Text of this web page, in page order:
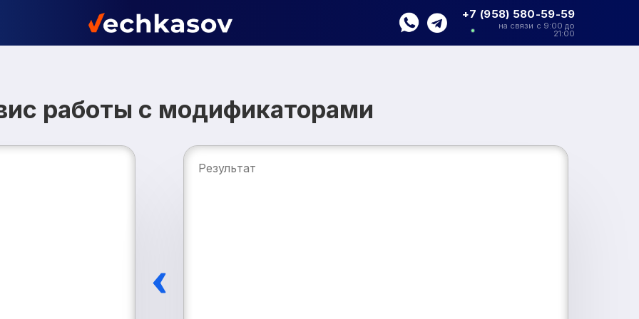
+7 (958) 580-59-59
на связи с 9:00 до
21:00
работы с модификаторами